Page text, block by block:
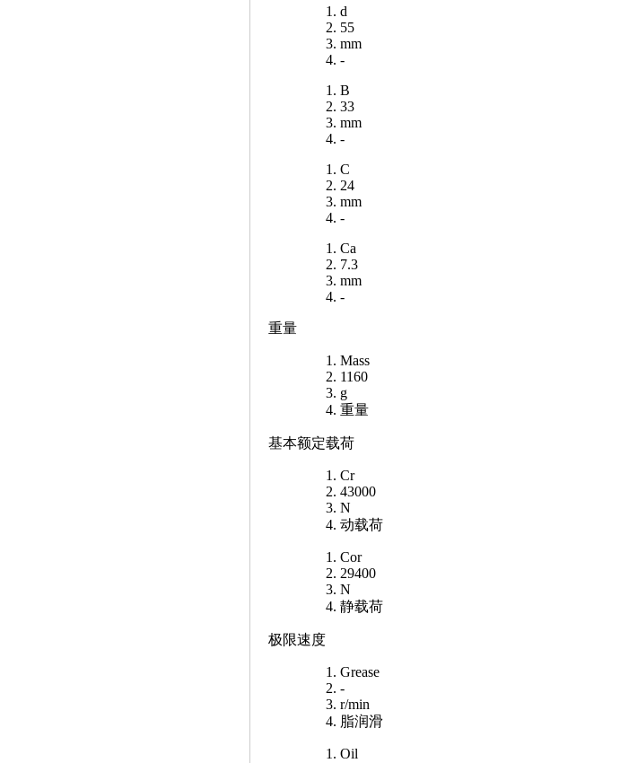
d
55
mm
-
B
33
mm
-
C
24
mm
-
Ca
7.3
mm
-
重量
Mass
1160
g
重量
基本额定载荷
Cr
43000
N
动载荷
Cor
29400
N
静载荷
极限速度
Grease
-
r/min
脂润滑
Oil